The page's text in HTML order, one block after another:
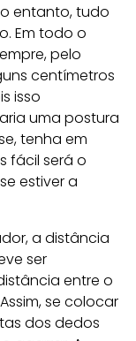
entanto, tudo
Em todo o
pelo
centímetros
isso
uma postura
tenha em
fácil será o
estiver a
a distância
ser
entre o
se colocar
dos dedos